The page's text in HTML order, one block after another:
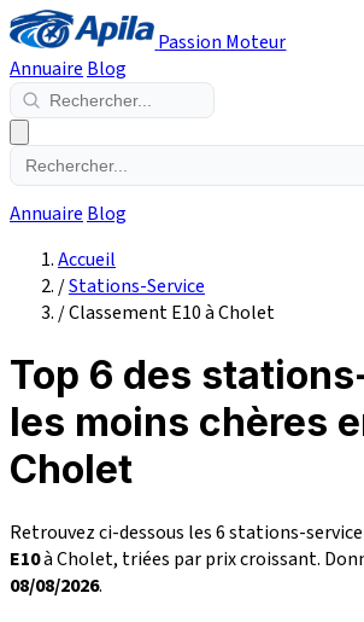
Passion Moteur
Annuaire Blog
Annuaire Blog
Accueil
/Stations-Service
/Classement E10 à Cholet
Top 6 des
les moins chères
Cholet
Retrouvez ci-dessous les 6 stations-
E10à Cholet, triées par prix croissant.
08/08/2026.